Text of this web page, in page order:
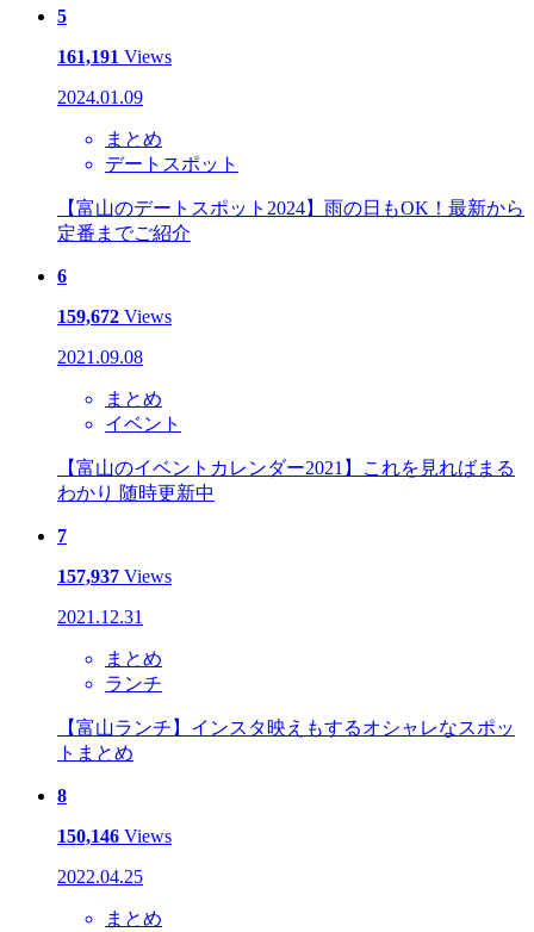
5
161,191 Views
2024.01.09
まとめ
デートスポット
【富山のデートスポット2024】雨の日もOK！最新から
定番までご紹介
6
159,672 Views
2021.09.08
まとめ
イベント
【富山のイベントカレンダー2021】これを見ればまる
わかり 随時更新中
7
157,937 Views
2021.12.31
まとめ
ランチ
【富山ランチ】インスタ映えもするオシャレなスポッ
トまとめ
8
150,146 Views
2022.04.25
まとめ